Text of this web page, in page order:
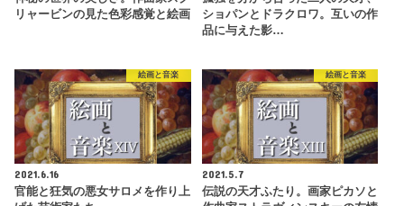
リャービンの見た色彩感覚と絵画
ショパンとドラクロワ。互いの作
品に与えた影…
絵画と音楽
2021.6.16
官能と狂気の悪女サロメを作り上
絵画と音楽
2021.5.7
伝説の天才ふたり。画家ピカソと